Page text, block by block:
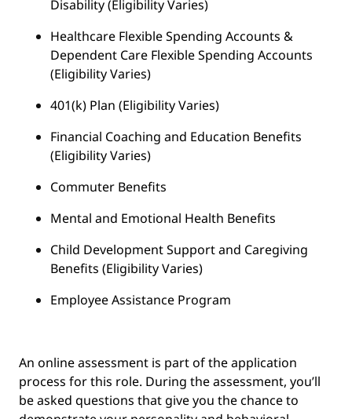
Disability (Eligibility Varies)
Healthcare Flexible Spending Accounts &
Dependent Care Flexible Spending Accounts
(Eligibility Varies)
401(k) Plan (Eligibility Varies)
Financial Coaching and Education Benefits
(Eligibility Varies)
Commuter Benefits
Mental and Emotional Health Benefits
Child Development Support and Caregiving
Benefits (Eligibility Varies)
Employee Assistance Program
An online assessment is part of the application
process for this role. During the assessment, you’ll
be asked questions that give you the chance to